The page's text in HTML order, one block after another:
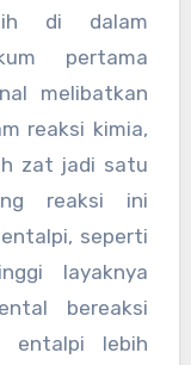
di dalam
pertama
melibatkan
reaksi kimia,
zat jadi satu
reaksi ini
seperti
layaknya
bereaksi
entalpi lebih